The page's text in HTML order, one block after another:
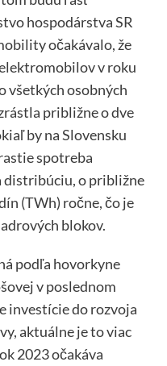
hospodárstva SR
očakávalo, že
v roku
všetkých osobných
približne o dve
by na Slovensku
spotreba
distribúciu, o približne
(TWh) ročne, čo je
blokov.
podľa hovorkyne
v poslednom
investície do rozvoja
aktuálne je to viac
2023 očakáva